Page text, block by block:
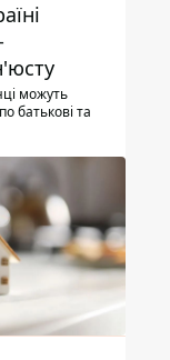
можуть
батькові та